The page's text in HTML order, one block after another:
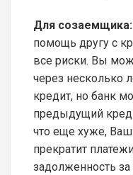
Для созаемщика:
помощь другу с
все риски. Вы
через несколько
кредит, но банк
предыдущий
что еще хуже, Ваш
прекратит
задолженность